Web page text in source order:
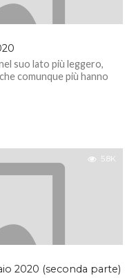
suo lato più leggero,
comunque più hanno
5.8K
2020 (seconda parte)